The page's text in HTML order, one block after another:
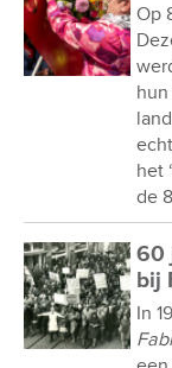
Op
het
de
60
bij
In